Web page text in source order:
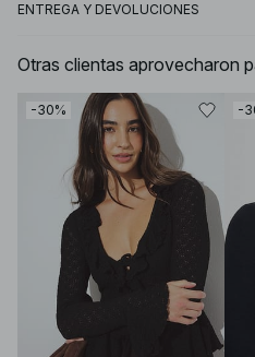
ENTREGA Y DEVOLUCIONES
Otras clientas aprovecharon
-30% -